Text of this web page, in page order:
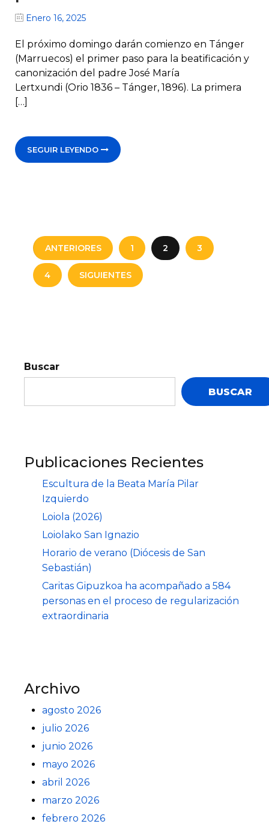
Enero 16, 2025
El próximo domingo darán comienzo en Tánger
(Marruecos) el primer paso para la beatificación y
canonización del padre José María
Lertxundi (Orio 1836 – Tánger, 1896). La primera
[…]
SEGUIR LEYENDO
ANTERIORES 1 2 3
4 SIGUIENTES
Buscar
BUSCAR
Publicaciones Recientes
Escultura de la Beata María Pilar
Izquierdo
Loiola (2026)
Loiolako San Ignazio
Horario de verano (Diócesis de San
Sebastián)
Caritas Gipuzkoa ha acompañado a 584
personas en el proceso de regularización
extraordinaria
Archivo
agosto 2026
julio 2026
junio 2026
mayo 2026
abril 2026
marzo 2026
febrero 2026